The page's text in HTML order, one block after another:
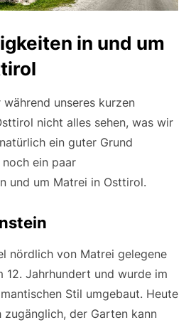
in und um
unseres kurzen
nicht alles sehen, was wir
ein guter Grund
ein paar
und um Matrei in Osttirol.
nördlich von Matrei gelegene
12. Jahrhundert und wurde im
Stil umgebaut. Heute
der Garten kann